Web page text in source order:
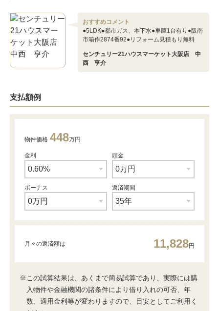
おすすめコメント
●5LDK●都市ガス、本下水●車庫1台有り●阪南
市箱作2874番92●リフォーム見積もり無料
センチュリー21ハウスマーケット大阪店 中
西 亨介
支払額例
物件価格 448万円
金利 頭金
ボーナス 返済期間
月々の返済額は 11,828円
※この試算結果は、あくまで簡易試算であり、実際には購
入物件や金融機関の諸条件により借り入れの可否、年
数、適用金利等が変わりますので、目安としてご利用く